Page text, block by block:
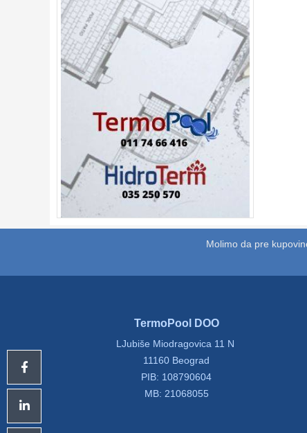
Molimo da pre
TermoPool DOO
LJubiše Miodragovica 11 N
11160 Beograd
PIB: 108790604
MB: 21068055